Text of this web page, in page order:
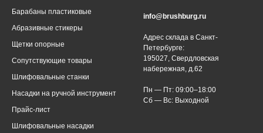
Барабаны пластиковые
Абразивные стикеры
Щетки опорные
Сопутствующие товары
Шлифовальные станки
Насадки на ручной инструмент
Прайс-лист
Шлифовальные насадки
info@brushburg.ru
Адрес склада в Санкт-
Петербурге:
195027, Свердловская
набережная, д.62
Пн — Пт: 09:00–18:00
Сб — Вс: Выходной